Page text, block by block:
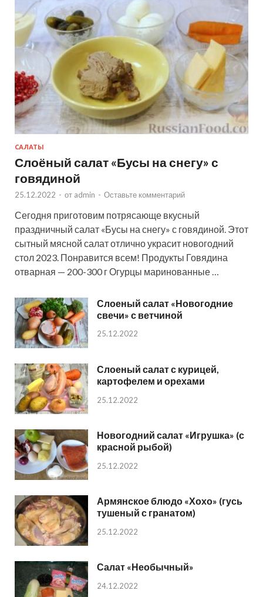
САЛАТЫ
Слоёный салат «Бусы на снегу» с
говядиной
25.12.2022 - от admin - Оставьте комментарий
Сегодня приготовим потрясающе вкусный
праздничный салат «Бусы на снегу» с говядиной. Этот
сытный мясной салат отлично украсит новогодний
стол 2023. Понравится всем! Продукты Говядина
отварная — 200-300 г Огурцы маринованные …
Слоеный салат «Новогодние
свечи» с ветчиной
25.12.2022
Слоеный салат с курицей,
картофелем и орехами
25.12.2022
Новогодний салат «Игрушка» (с
красной рыбой)
25.12.2022
Армянское блюдо «Хохо» (гусь
тушеный с гранатом)
25.12.2022
Салат «Необычный»
24.12.2022